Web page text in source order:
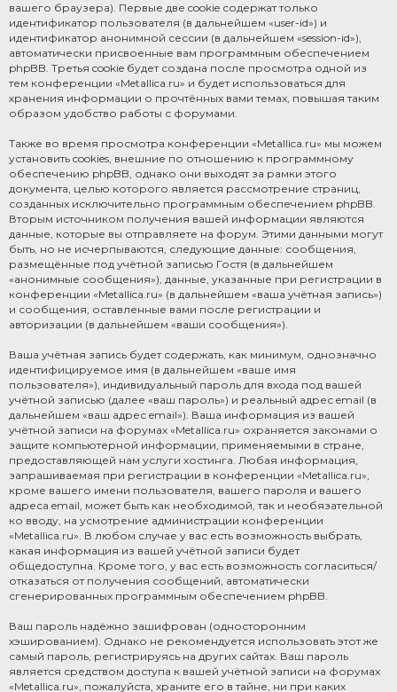
вашего браузера). Первые две cookie содержат только
идентификатор пользователя (в дальнейшем «user-id») и
идентификатор анонимной сессии (в дальнейшем «session-id»),
автоматически присвоенные вам программным обеспечением
phpBB. Третья cookie будет создана после просмотра одной из
тем конференции «Metallica.ru» и будет использоваться для
хранения информации о прочтённых вами темах, повышая таким
образом удобство работы с форумами.
Также во время просмотра конференции «Metallica.ru» мы можем
установить cookies, внешние по отношению к программному
обеспечению phpBB, однако они выходят за рамки этого
документа, целью которого является рассмотрение страниц,
созданных исключительно программным обеспечением phpBB.
Вторым источником получения вашей информации являются
данные, которые вы отправляете на форум. Этими данными могут
быть, но не исчерпываются, следующие данные: сообщения,
размещённые под учётной записью Гостя (в дальнейшем
«анонимные сообщения»), данные, указанные при регистрации в
конференции «Metallica.ru» (в дальнейшем «ваша учётная запись»)
и сообщения, оставленные вами после регистрации и
авторизации (в дальнейшем «ваши сообщения»).
Ваша учётная запись будет содержать, как минимум, однозначно
идентифицируемое имя (в дальнейшем «ваше имя
пользователя»), индивидуальный пароль для входа под вашей
учётной записью (далее «ваш пароль») и реальный адрес email (в
дальнейшем «ваш адрес email»). Ваша информация из вашей
учётной записи на форумах «Metallica.ru» охраняется законами о
защите компьютерной информации, применяемыми в стране,
предоставляющей нам услуги хостинга. Любая информация,
запрашиваемая при регистрации в конференции «Metallica.ru»,
кроме вашего имени пользователя, вашего пароля и вашего
адреса email, может быть как необходимой, так и необязательной
ко вводу, на усмотрение администрации конференции
«Metallica.ru». В любом случае у вас есть возможность выбрать,
какая информация из вашей учётной записи будет
общедоступна. Кроме того, у вас есть возможность согласиться/
отказаться от получения сообщений, автоматически
сгенерированных программным обеспечением phpBB.
Ваш пароль надёжно зашифрован (односторонним
хэшированием). Однако не рекомендуется использовать этот же
самый пароль, регистрируясь на других сайтах. Ваш пароль
является средством доступа к вашей учётной записи на форумах
«Metallica.ru», пожалуйста, храните его в тайне, ни при каких